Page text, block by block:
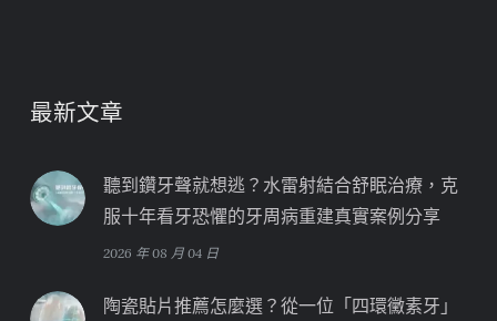
最新文章
聽到鑽牙聲就想逃？水雷射結合舒眠治療，克
服十年看牙恐懼的牙周病重建真實案例分享
2026 年 08 月 04 日
陶瓷貼片推薦怎麼選？從一位「四環黴素牙」